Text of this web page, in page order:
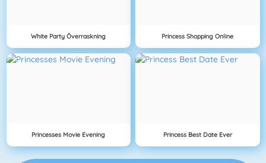
White Party Överraskning Princess Shopping Online
Princesses Movie Evening Princess Best Date Ever